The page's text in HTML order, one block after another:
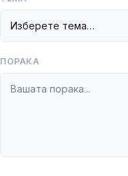
ПОРАКА